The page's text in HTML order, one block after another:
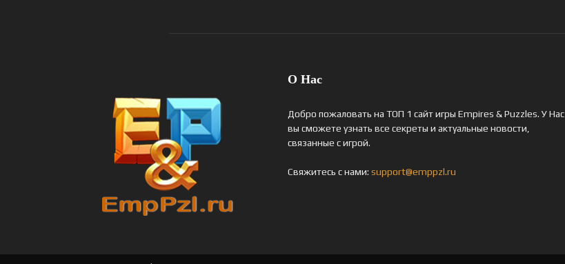
О Нас
Добро пожаловать на ТОП 1 сайт игры Empires & Puzzles. У Нас
вы сможете узнать все секреты и актуальные новости,
связанные с игрой.
Свяжитесь с нами: support@emppzl.ru